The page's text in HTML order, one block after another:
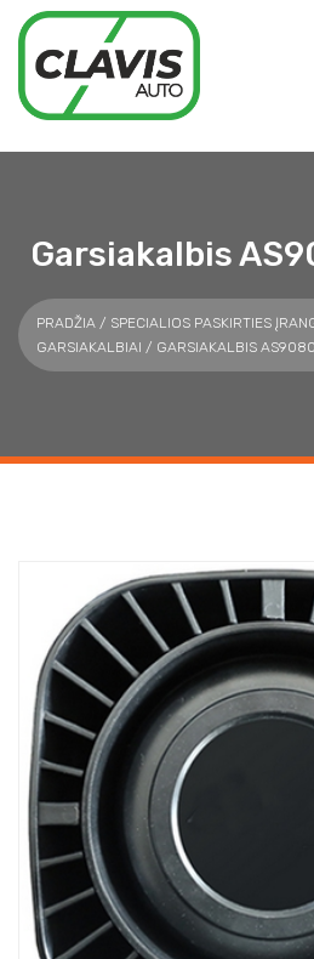
Garsiakalbis
PRADŽIA / SPECIALIOS PASKIRTIES
GARSIAKALBIAI / GARSIAKALBIS